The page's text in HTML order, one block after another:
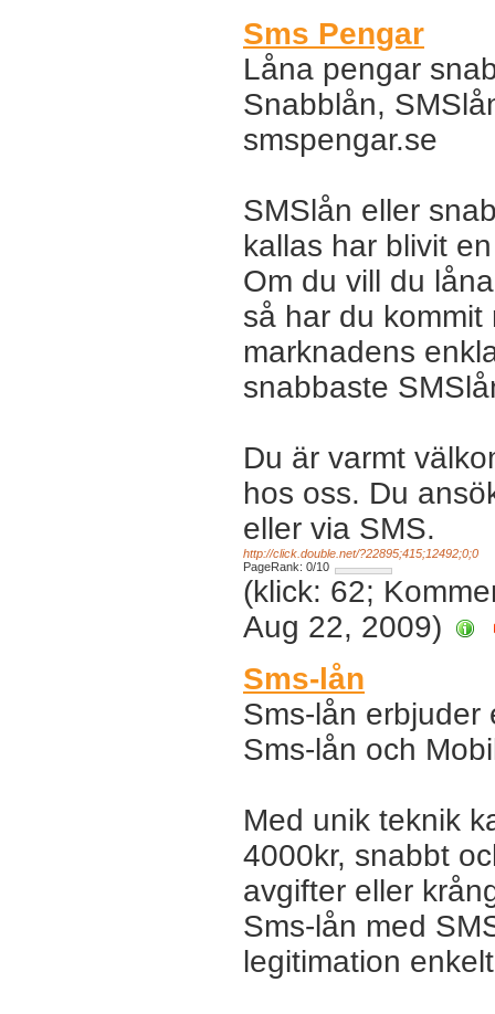
Sms Pengar
Låna pengar
Snabblån,
smspengar.se
SMSlån eller
kallas har blivit
Om du vill du
så har du kommit
marknadens
snabbaste
Du är varmt
hos oss. Du
eller via SMS.
http://click.double.net/?22895;415;12492;0;0
PageRank: 0/10
(klick: 62;
Aug 22, 2009)
Sms-lån
Sms-lån erbjuder
Sms-lån och
Med unik teknik
4000kr, snabbt
avgifter eller
Sms-lån med
legitimation